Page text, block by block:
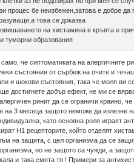
процес бе неизбежен,затова е добре да
това се доказва
на хистамина в кръвта е
туморни образования
че сиптоматиката на алергичните
състояния от сърбеж на очите и
и шокови състояния, така че моля ви
достигнете добър ефект, не ми се
ринит да се ограничи краино,
на 3 месеца защото неможе да излезне
като основна роля играят
Н1 рецепторите, който отделят
на защита, с цел организма да се
но не защото са чужди, а
и така смята тя ! Примери за